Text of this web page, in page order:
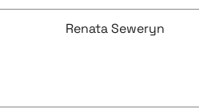
Renata Seweryn